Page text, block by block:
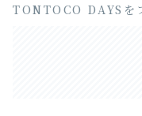
TONTOCO DAYSを